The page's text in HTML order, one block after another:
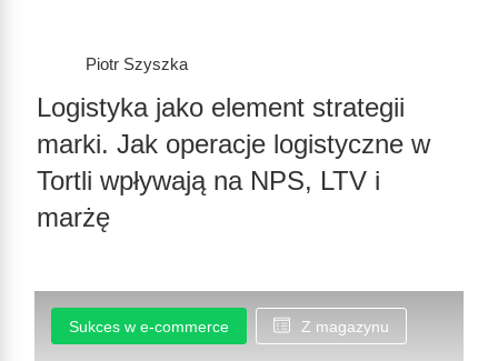
Piotr Szyszka
Logistyka jako element strategii
marki. Jak operacje logistyczne w
Tortli wpływają na NPS, LTV i
marżę
Sukces w e-commerce Z magazynu